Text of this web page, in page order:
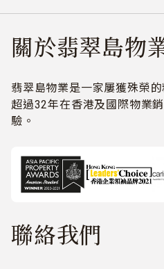
關於翡翠島物
翡翠島物業是一家屢獲殊榮
超過32年在香港及國際物業
驗。
聯絡我們